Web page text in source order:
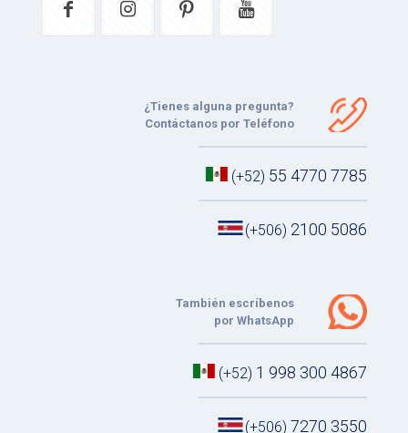
¿Tienes alguna pregunta?
Contáctanos por Teléfono
(+52) 55 4770 7785
(+506) 2100 5086
También escríbenos
por WhatsApp
(+52) 1 998 300 4867
(+506) 7270 3550